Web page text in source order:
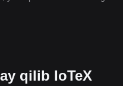
qilib IoTeX